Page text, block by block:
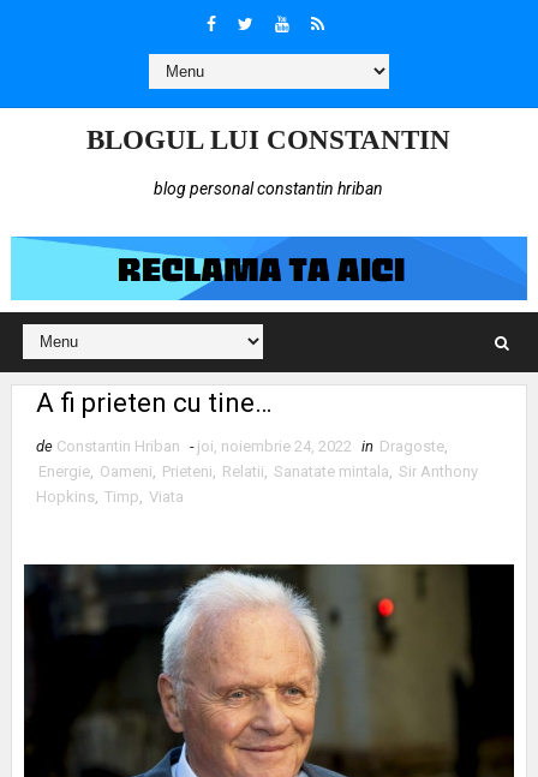
BLOGUL LUI CONSTANTIN
blog personal constantin hriban
A fi prieten cu tine…
de Constantin Hriban - joi, noiembrie 24, 2022 in Dragoste,
Energie, Oameni, Prieteni, Relatii, Sanatate mintala, Sir Anthony
Hopkins, Timp, Viata